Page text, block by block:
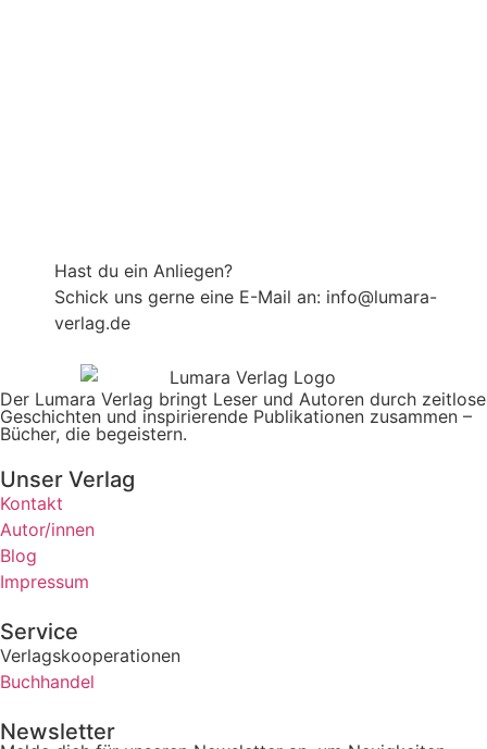
Hast du ein Anliegen?
Schick uns gerne eine E-Mail an: info@lumara-
verlag.de
Der Lumara Verlag bringt Leser und Autoren durch zeitlose
Geschichten und inspirierende Publikationen zusammen –
Bücher, die begeistern.
Unser Verlag
Kontakt
Autor/innen
Blog
Impressum
Service
Verlagskooperationen
Buchhandel
Newsletter